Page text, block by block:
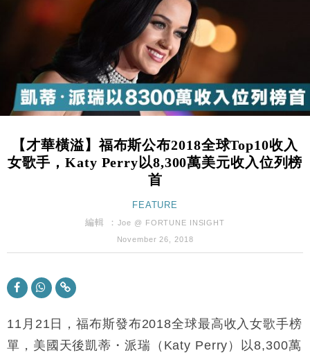
財經｜黑石傳再籌逾360億美元 支援Anthropic租用
Google晶片
財經｜美商務部擬擴大金屬關稅範圍 14類產品或加徵
25%
18:15
本地｜新世界K11 9月升級會員制度 增鉑金卡級別鎖
定高消費客群
17:40
財經｜本港6月零售額連升14個月 珠寶鐘錶銷售升勢
16:33
財經｜滙控重啟最多10億美元回購 派息比率目標維持
50%
財經｜SA售股自救後再出手 斥4億美元押注未上市公
財經｜精星香港夥菜鳥拓全球智慧倉儲市場 加快海外
地產｜大酒店中期轉賺2300萬元 斥21億翻新香港及
13:12
國際｜特朗普赴洛杉磯高球場活動前 男子攜槍彈被捕
12:30
財經｜香港7月PMI回落至51 企業擴張放慢兼縮減人
手
【才華橫溢】福布斯公布2018全球Top10收入
女歌手，Katy Perry以8,300萬美元收入位列榜
首
FEATURE
編輯 ： Joe @ FORTUNE INSIGHT
November 26, 2018
11月21日，福布斯發布2018全球最高收入女歌手榜
單，美國天後凱蒂・派瑞（ Katy Perry ）以8,300萬